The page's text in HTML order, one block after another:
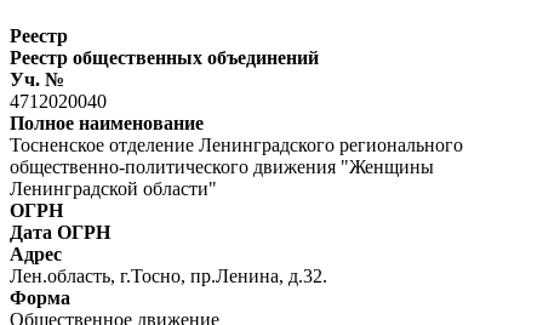
Реестр
Реестр общественных объединений
Уч. №
4712020040
Полное наименование
Тосненское отделение Ленинградского регионального
общественно-политического движения "Женщины
Ленинградской области"
ОГРН
Дата ОГРН
Адрес
Лен.область, г.Тосно, пр.Ленина, д.32.
Форма
Общественное движение